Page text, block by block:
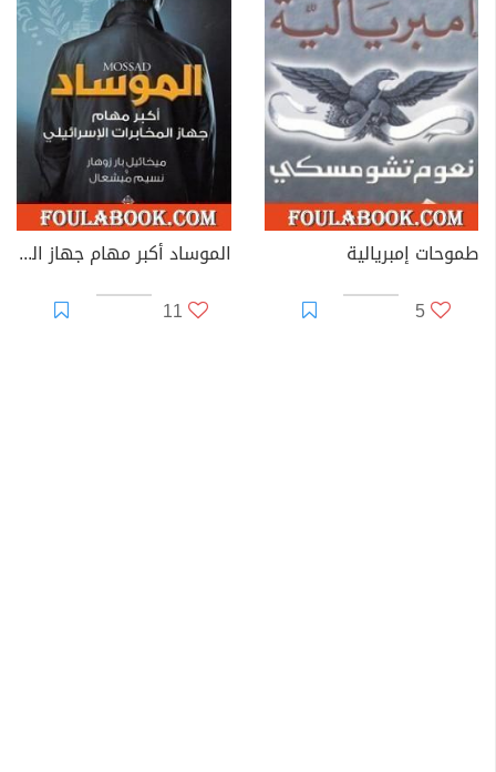
طموحات إمبريالية
5
الموساد أكبر مهام جهاز المخابرات الإسرائيلي
11